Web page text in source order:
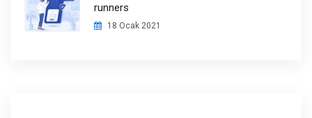
runners
18 Ocak 2021